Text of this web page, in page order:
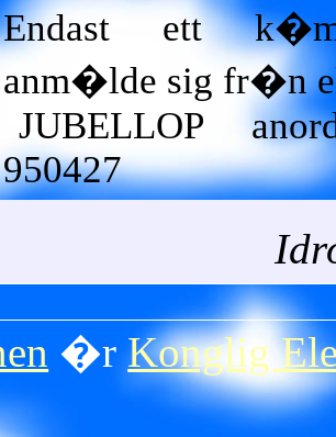
Endast ett
anm�lde sig fr�n
JUBELLOP
950427
�rKonglig